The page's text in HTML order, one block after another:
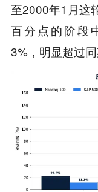
至2000年1月这
百分点的阶段
3%，明显超过